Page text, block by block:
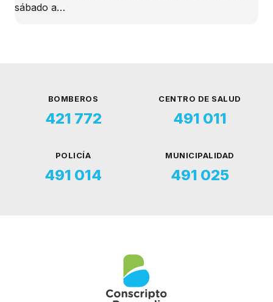
sábado a…
BOMBEROS
421 772
CENTRO DE SALUD
491 011
POLICÍA
491 014
MUNICIPALIDAD
491 025